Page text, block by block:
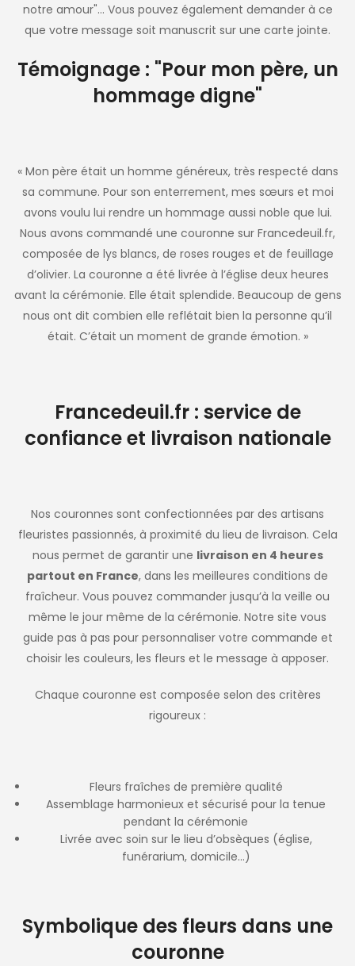
notre amour"… Vous pouvez également demander à ce
que votre message soit manuscrit sur une carte jointe.
Témoignage : "Pour mon père, un
hommage digne"
« Mon père était un homme généreux, très respecté dans
sa commune. Pour son enterrement, mes sœurs et moi
avons voulu lui rendre un hommage aussi noble que lui.
Nous avons commandé une couronne sur Francedeuil.fr,
composée de lys blancs, de roses rouges et de feuillage
d’olivier. La couronne a été livrée à l’église deux heures
avant la cérémonie. Elle était splendide. Beaucoup de gens
nous ont dit combien elle reflétait bien la personne qu’il
était. C’était un moment de grande émotion. »
Francedeuil.fr : service de
confiance et livraison nationale
Nos couronnes sont confectionnées par des artisans
fleuristes passionnés, à proximité du lieu de livraison. Cela
nous permet de garantir une livraison en 4 heures
partout en France, dans les meilleures conditions de
fraîcheur. Vous pouvez commander jusqu’à la veille ou
même le jour même de la cérémonie. Notre site vous
guide pas à pas pour personnaliser votre commande et
choisir les couleurs, les fleurs et le message à apposer.
Chaque couronne est composée selon des critères
rigoureux :
Fleurs fraîches de première qualité
Assemblage harmonieux et sécurisé pour la tenue
pendant la cérémonie
Livrée avec soin sur le lieu d’obsèques (église,
funérarium, domicile…)
Symbolique des fleurs dans une
couronne